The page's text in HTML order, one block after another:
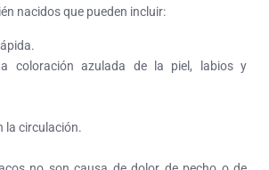
nacidos que pueden incluir:
coloración azulada de la piel, labios y
la circulación.